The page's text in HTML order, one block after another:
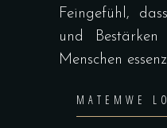
Feingefühl,
und
Menschen
MATEMWE